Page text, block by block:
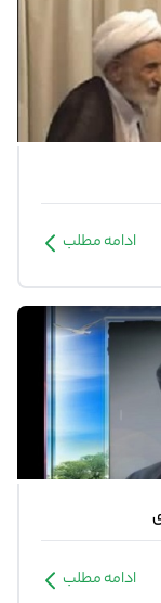
ادامه مطلب
ادامه مطلب